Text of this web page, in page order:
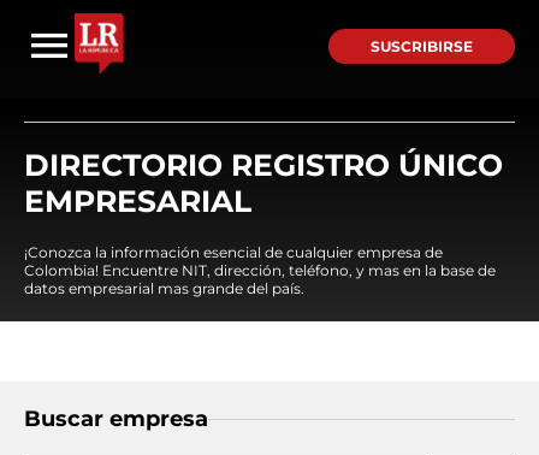
SUSCRIBIRSE
DIRECTORIO REGISTRO ÚNICO
EMPRESARIAL
¡Conozca la información esencial de cualquier empresa de
Colombia! Encuentre NIT, dirección, teléfono, y mas en la base de
datos empresarial mas grande del país.
Buscar empresa